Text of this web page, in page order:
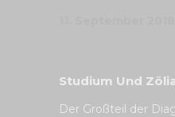
Studium Und
Der Großteil der